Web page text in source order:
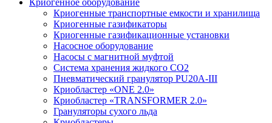
Криогенное оборудование
Криогенные транспортные емкости и хранилища
Криогенные газификаторы
Криогенные газификационные установки
Насосное оборудование
Насосы с магнитной муфтой
Система хранения жидкого CO2
Пневматический гранулятор PU20A-III
Криобластер «ONE 2.0»
Криобластер «TRANSFORMER 2.0»
Грануляторы сухого льда